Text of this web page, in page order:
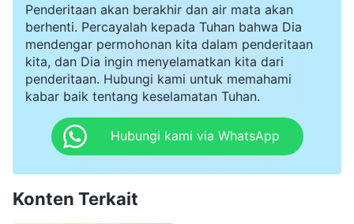
Penderitaan akan berakhir dan air mata akan
berhenti. Percayalah kepada Tuhan bahwa Dia
mendengar permohonan kita dalam penderitaan
kita, dan Dia ingin menyelamatkan kita dari
penderitaan. Hubungi kami untuk memahami
kabar baik tentang keselamatan Tuhan.
Hubungi kami via WhatsApp
Konten Terkait